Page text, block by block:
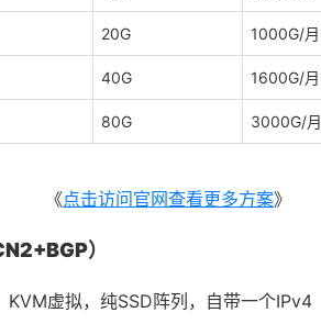
20G 1000G/月
40G 1600G/月
80G 3000G/月
《点击访问官网查看更多方案》
）
虚拟，纯SSD阵列，自带一个IPv4